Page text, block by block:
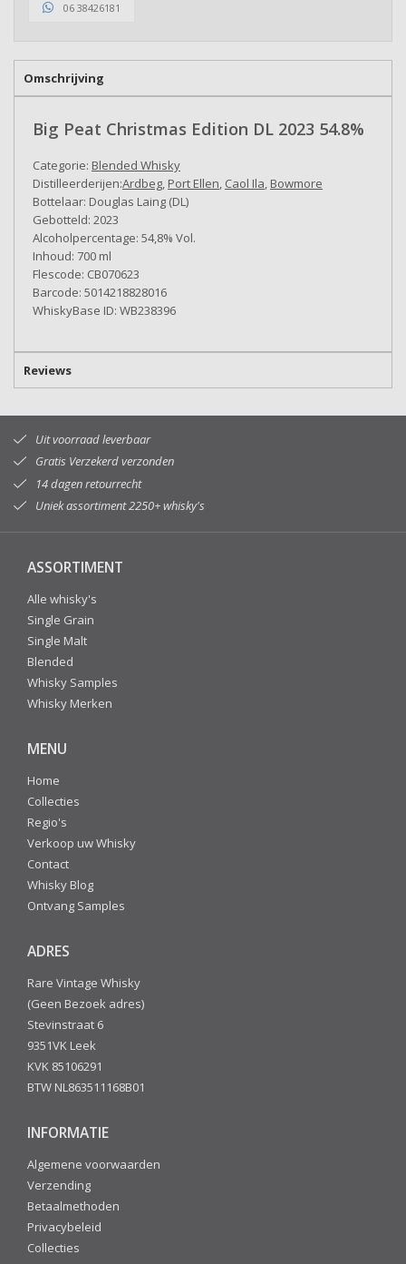
06 38426181
Omschrijving
Big Peat Christmas Edition DL 2023 54.8%
Categorie: Blended Whisky
Distilleerderijen:Ardbeg, Port Ellen, Caol Ila, Bowmore
Bottelaar: Douglas Laing (DL)
Gebotteld: 2023
Alcoholpercentage: 54,8% Vol.
Inhoud: 700 ml
Flescode: CB070623
Barcode: 5014218828016
WhiskyBase ID: WB238396
Reviews
Uit voorraad leverbaar
Gratis Verzekerd verzonden
14 dagen retourrecht
Uniek assortiment 2250+ whisky's
ASSORTIMENT
Alle whisky's
Single Grain
Single Malt
Blended
Whisky Samples
Whisky Merken
MENU
Home
Collecties
Regio's
Verkoop uw Whisky
Contact
Whisky Blog
Ontvang Samples
ADRES
Rare Vintage Whisky
(Geen Bezoek adres)
Stevinstraat 6
9351VK Leek
KVK 85106291
BTW NL863511168B01
INFORMATIE
Algemene voorwaarden
Verzending
Betaalmethoden
Privacybeleid
Collecties